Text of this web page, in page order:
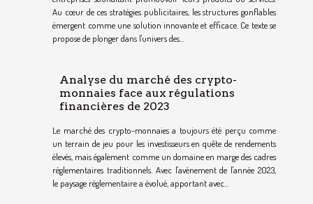
Au cœur de ces stratégies publicitaires, les structures gonflables
émergent comme une solution innovante et efficace. Ce texte se
propose de plonger dans l'univers des...
Analyse du marché des crypto-
monnaies face aux régulations
financières de 2023
Le marché des crypto-monnaies a toujours été perçu comme
un terrain de jeu pour les investisseurs en quête de rendements
élevés, mais également comme un domaine en marge des cadres
réglementaires traditionnels. Avec l'avènement de l'année 2023,
le paysage réglementaire a évolué, apportant avec...